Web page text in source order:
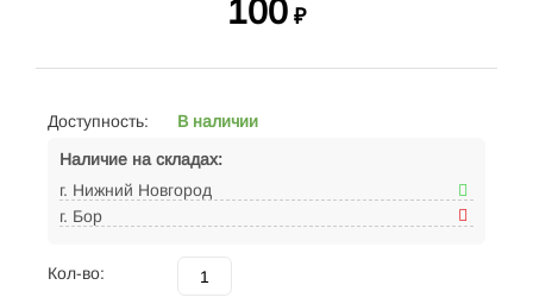
100 ₽
Доступность:
В наличии
Наличие на складах:
г. Нижний Новгород
г. Бор
Кол-во: